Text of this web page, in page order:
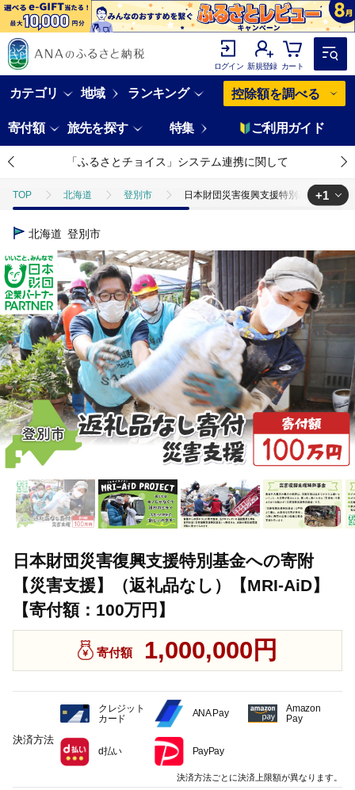
ログイン 新規登録 カート
カテゴリ 地域 ランキング 控除額を調べる
寄付額 旅先を探す 特集 ご利用ガイド
「ふるさとチョイス」システム連携に関して
TOP 北海道 登別市 日本財団災害復興支援特別基金への寄
TOP
+1
北海道 登別市
日本財団災害復興支援特別基金への寄附
【災害支援】（返礼品なし）【MRI-AiD】
【寄付額：100万円】
寄付額 1,000,000円
決済方法
クレジット
カード
ANA Pay
Amazon
Pay
d払い PayPay
決済方法ごとに決済上限額が異なります。